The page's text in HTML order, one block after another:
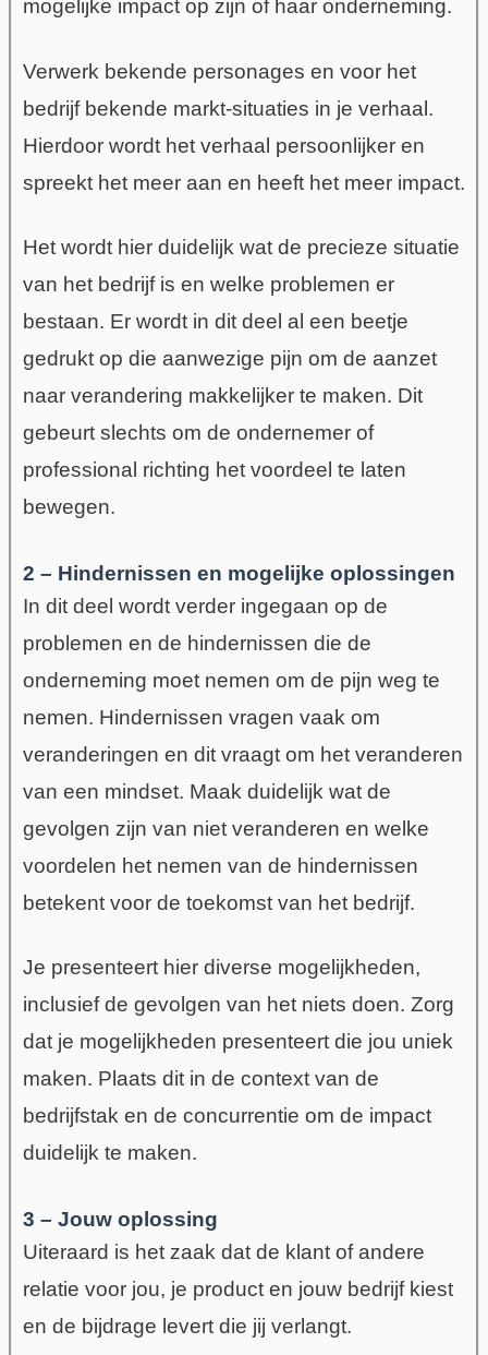
mogelijke impact op zijn of haar onderneming.
Verwerk bekende personages en voor het
bedrijf bekende markt-situaties in je verhaal.
Hierdoor wordt het verhaal persoonlijker en
spreekt het meer aan en heeft het meer impact.
Het wordt hier duidelijk wat de precieze situatie
van het bedrijf is en welke problemen er
bestaan. Er wordt in dit deel al een beetje
gedrukt op die aanwezige pijn om de aanzet
naar verandering makkelijker te maken. Dit
gebeurt slechts om de ondernemer of
professional richting het voordeel te laten
bewegen.
2 – Hindernissen en mogelijke oplossingen
In dit deel wordt verder ingegaan op de
problemen en de hindernissen die de
onderneming moet nemen om de pijn weg te
nemen. Hindernissen vragen vaak om
veranderingen en dit vraagt om het veranderen
van een mindset. Maak duidelijk wat de
gevolgen zijn van niet veranderen en welke
voordelen het nemen van de hindernissen
betekent voor de toekomst van het bedrijf.
Je presenteert hier diverse mogelijkheden,
inclusief de gevolgen van het niets doen. Zorg
dat je mogelijkheden presenteert die jou uniek
maken. Plaats dit in de context van de
bedrijfstak en de concurrentie om de impact
duidelijk te maken.
3 – Jouw oplossing
Uiteraard is het zaak dat de klant of andere
relatie voor jou, je product en jouw bedrijf kiest
en de bijdrage levert die jij verlangt.